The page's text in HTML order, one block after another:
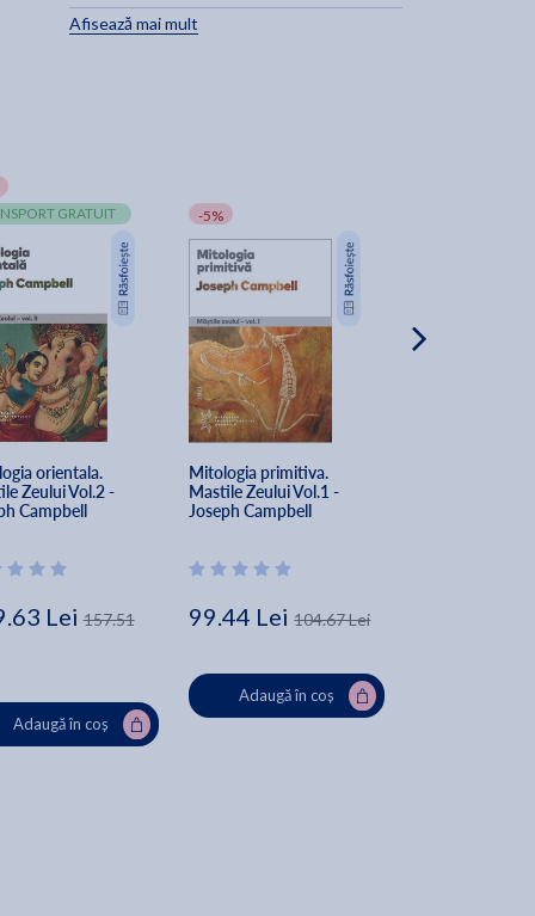
,
Afisează mai mult
GRATUIT
orientala.
Zeului Vol.2 -
Campbell
Lei 157.51
Adaugă în coș
-5%
Mitologia primitiva.
Mastile Zeului Vol.1 -
Joseph Campbell
99.44 Lei 104.67 Lei
Adaugă în coș